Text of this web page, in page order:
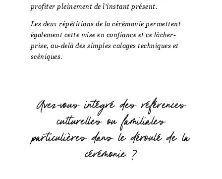
profiter pleinement de l’instant présent.
Les deux répétitions de la cérémonie permettent
également cette mise en confiance et ce lâcher-
prise, au-delà des simples calages techniques et
scéniques.
Avez-vous intégré des références
culturelles ou familiales
particulières dans le déroulé de la
cérémonie ?